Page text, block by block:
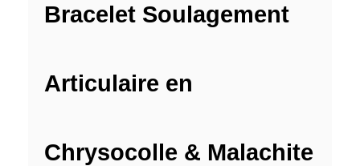
Bracelet Soulagement
Articulaire en
Chrysocolle & Malachite